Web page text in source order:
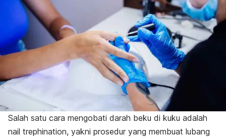
Salah satu cara mengobati darah beku di kuku adalah
nail trephination, yakni prosedur yang membuat lubang